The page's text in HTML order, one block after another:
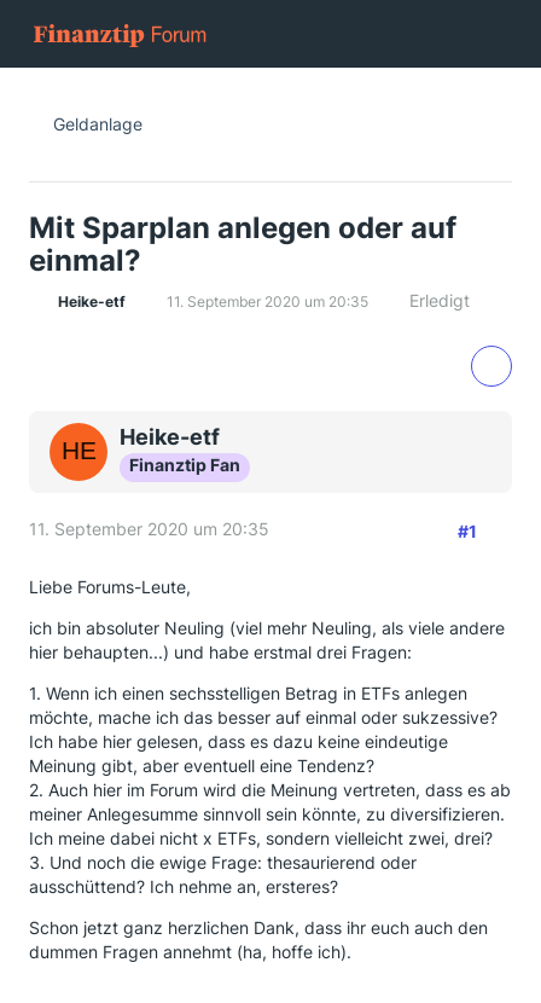
Geldanlage
Mit Sparplan anlegen oder auf
einmal?
Heike-etf 11. September 2020 um 20:35 Erledigt
Heike-etf
Finanztip Fan
11. September 2020 um 20:35 #1
Liebe Forums-Leute,
ich bin absoluter Neuling (viel mehr Neuling, als viele andere
hier behaupten...) und habe erstmal drei Fragen:
1. Wenn ich einen sechsstelligen Betrag in ETFs anlegen
möchte, mache ich das besser auf einmal oder sukzessive?
Ich habe hier gelesen, dass es dazu keine eindeutige
Meinung gibt, aber eventuell eine Tendenz?
2. Auch hier im Forum wird die Meinung vertreten, dass es ab
meiner Anlegesumme sinnvoll sein könnte, zu diversifizieren.
Ich meine dabei nicht x ETFs, sondern vielleicht zwei, drei?
3. Und noch die ewige Frage: thesaurierend oder
ausschüttend? Ich nehme an, ersteres?
Schon jetzt ganz herzlichen Dank, dass ihr euch auch den
dummen Fragen annehmt (ha, hoffe ich).